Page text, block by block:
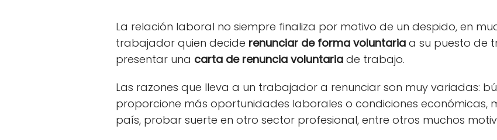
La relación laboral no siempre finaliza por motivo de un despido, en
trabajador quien decide renunciar de forma voluntaria a su puesto de
presentar una carta de renuncia voluntaria de trabajo.
Las razones que lleva a un trabajador a renunciar son muy variadas:
proporcione más oportunidades laborales o condiciones económicas,
país, probar suerte en otro sector profesional, entre otros muchos